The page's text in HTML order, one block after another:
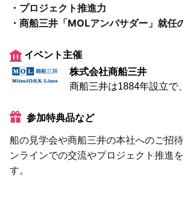
・プロジェクト推進力
・商船三井「MOLアンバサダー」就任
イベント主催
株式会社商船三井
商船三井は1884年設立で
参加特典品など
船の見学会や商船三井の本社へのご招
ンラインでの交流やプロジェクト推進
す。